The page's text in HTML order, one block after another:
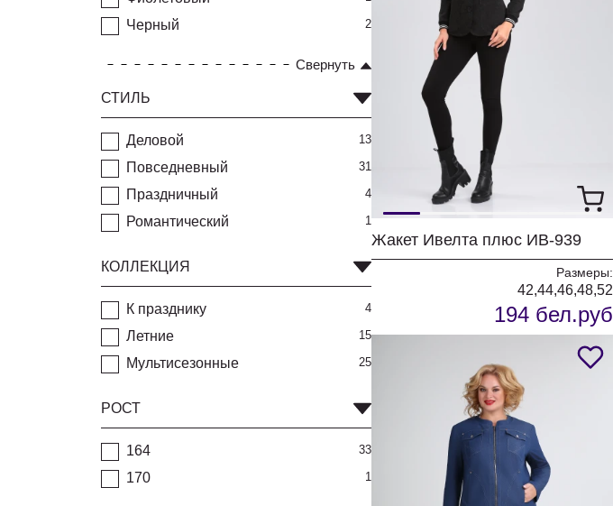
Черный 2
Свернуть
СТИЛЬ
Деловой 13
Повседневный 31
Праздничный 4
Романтический 1
КОЛЛЕКЦИЯ
К празднику 4
Летние 15
Мультисезонные 25
РОСТ
164 33
170 1
Жакет Ивелта плюс ИВ-939
Размеры:
42,44,46,48,52
194 бел.руб